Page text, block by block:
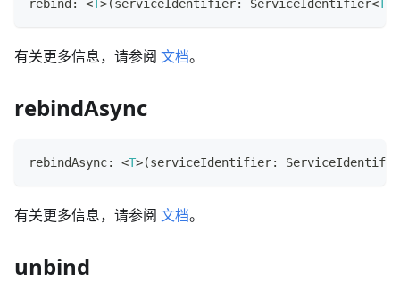
rebind : < >( serviceIdentifier: ServiceIdentifier<
有关更多信息，请参阅 文档。
rebindAsync
rebindAsync: <T>(serviceIdentifier:
有关更多信息，请参阅 文档。
unbind